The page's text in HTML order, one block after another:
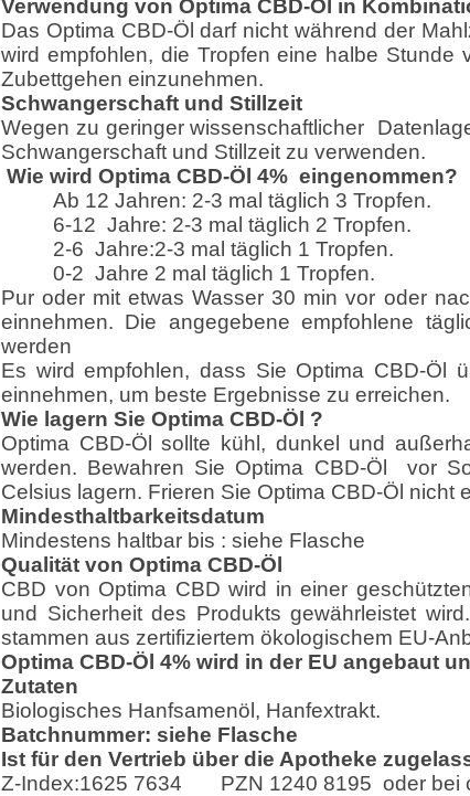
Verwendung von Optima CBD-Öl in
Das Optima CBD-Öl darf nicht während der
wird empfohlen, die Tropfen eine halbe
Zubettgehen einzunehmen.
Schwangerschaft und Stillzeit
Wegen zu geringer wissenschaftlicher
Schwangerschaft und Stillzeit zu verwenden.
Wie wird Optima CBD-Öl 4% eingenommen?
Ab 12 Jahren: 2-3 mal täglich 3 Tropfen.
6-12 Jahre: 2-3 mal täglich 2 Tropfen.
2-6 Jahre:2-3 mal täglich 1 Tropfen.
0-2 Jahre 2 mal täglich 1 Tropfen.
Pur oder mit etwas Wasser 30 min vor oder
einnehmen. Die angegebene empfohlene
werden
Es wird empfohlen, dass Sie Optima CBD-Öl
einnehmen, um beste Ergebnisse zu erreichen.
Wie lagern Sie Optima CBD-Öl ?
Optima CBD-Öl sollte kühl, dunkel und
werden. Bewahren Sie Optima CBD-Öl vor
Celsius lagern. Frieren Sie Optima CBD-Öl nicht
Mindesthaltbarkeitsdatum
Mindestens haltbar bis : siehe Flasche
Qualität von Optima CBD-Öl
CBD von Optima CBD wird in einer
und Sicherheit des Produkts gewährleistet
stammen aus zertifiziertem ökologischem EU-
Optima CBD-Öl 4% wird in der EU angebaut
Zutaten
Biologisches Hanfsamenöl, Hanfextrakt.
Batchnummer: siehe Flasche
Ist für den Vertrieb über die Apotheke
Z-Index:1625 7634 PZN 1240 8195 oder bei